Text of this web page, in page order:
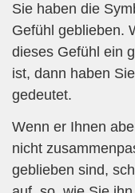
Sie haben die
Gefühl geblieben.
dieses Gefühl ein
ist, dann haben
gedeutet.
Wenn er Ihnen
nicht
geblieben sind,